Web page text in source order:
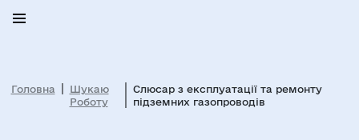
Головна
Шукаю
Роботу
Слюсар з експлуатації та ремонту
підземних газопроводів